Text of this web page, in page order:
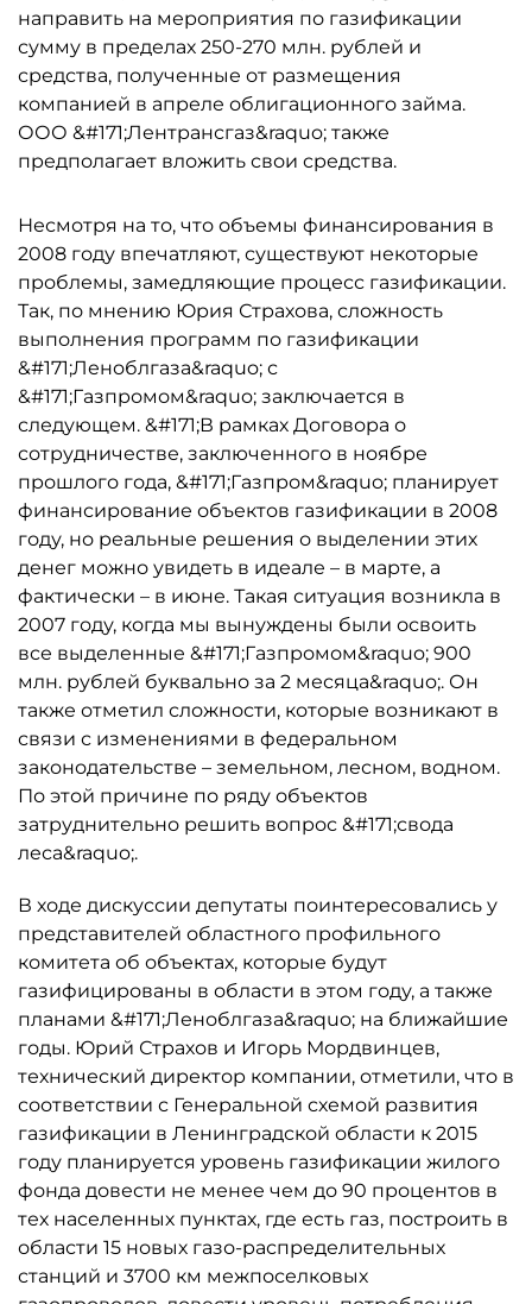
направить на мероприятия по газификации
сумму в пределах 250-270 млн. рублей и
средства, полученные от размещения
компанией в апреле облигационного займа.
ООО &#171;Лентрансгаз&raquo; также
предполагает вложить свои средства.
Несмотря на то, что объемы финансирования в
2008 году впечатляют, существуют некоторые
проблемы, замедляющие процесс газификации.
Так, по мнению Юрия Страхова, сложность
выполнения программ по газификации
&#171;Леноблгаза&raquo; с
&#171;Газпромом&raquo; заключается в
следующем. &#171;В рамках Договора о
сотрудничестве, заключенного в ноябре
прошлого года, &#171;Газпром&raquo; планирует
финансирование объектов газификации в 2008
году, но реальные решения о выделении этих
денег можно увидеть в идеале – в марте, а
фактически – в июне. Такая ситуация возникла в
2007 году, когда мы вынуждены были освоить
все выделенные &#171;Газпромом&raquo; 900
млн. рублей буквально за 2 месяца&raquo;. Он
также отметил сложности, которые возникают в
связи с изменениями в федеральном
законодательстве – земельном, лесном, водном.
По этой причине по ряду объектов
затруднительно решить вопрос &#171;свода
леса&raquo;.
В ходе дискуссии депутаты поинтересовались у
представителей областного профильного
комитета об объектах, которые будут
газифицированы в области в этом году, а также
планами &#171;Леноблгаза&raquo; на ближайшие
годы. Юрий Страхов и Игорь Мордвинцев,
технический директор компании, отметили, что в
соответствии с Генеральной схемой развития
газификации в Ленинградской области к 2015
году планируется уровень газификации жилого
фонда довести не менее чем до 90 процентов в
тех населенных пунктах, где есть газ, построить в
области 15 новых газо-распределительных
станций и 3700 км межпоселковых